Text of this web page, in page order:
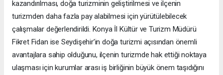
kazandırılması, doğa turizminin geliştirilmesi ve ilçenin
turizmden daha fazla pay alabilmesi için yürütülebilecek
çalışmalar değerlendirildi. Konya İl Kültür ve Turizm Müdürü
Fikret Fidan ise Seydişehir’in doğa turizmi açısından önemli
avantajlara sahip olduğunu, ilçenin turizmde hak ettiği noktaya
ulaşması için kurumlar arası iş birliğinin büyük önem taşıdığını